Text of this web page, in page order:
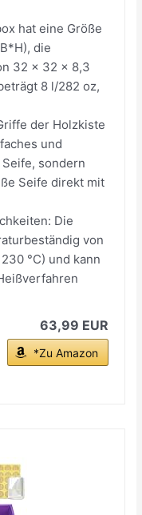
hat eine Größe
die
32 x 32 x 8,3
8 l/282 oz,
der Holzkiste
und
sondern
Seife direkt mit
Die
von
°C) und kann
63,99 EUR
*Zu Amazon